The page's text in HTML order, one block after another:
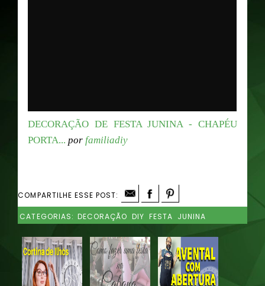
DECORAÇÃO DE FESTA JUNINA - CHAPÉU
PORTA... por familiadiy
COMPARTILHE ESSE POST:
CATEGORIAS: DECORAÇÃO DIY FESTA JUNINA